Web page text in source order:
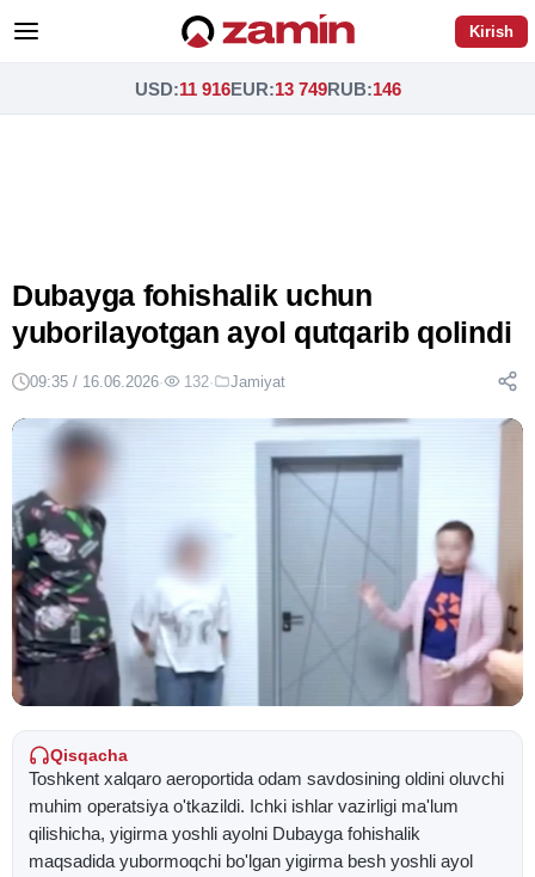
Kirish
USD:11 916EUR:13 749RUB:146
Dubayga fohishalik uchun
yuborilayotgan ayol qutqarib qolindi
09:35 / 16.06.2026· 132· Jamiyat
Qisqacha
Toshkent xalqaro aeroportida odam savdosining oldini oluvchi
muhim operatsiya o'tkazildi. Ichki ishlar vazirligi ma'lum
qilishicha, yigirma yoshli ayolni Dubayga fohishalik
maqsadida yubormoqchi bo'lgan yigirma besh yoshli ayol